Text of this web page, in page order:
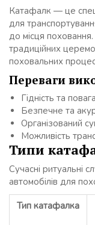
Катафалк — це
для
до місця
традиційних
поховальних
Переваги
Гідність та
Безпечне та
Організований
Можливість
Типи
Сучасні ритуальні
автомобілів для
Тип катафалка